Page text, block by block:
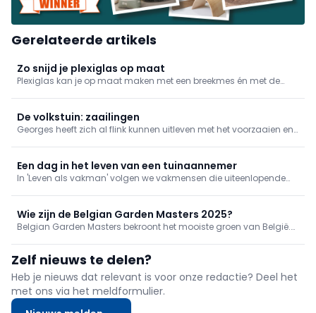
Gerelateerde artikels
Zo snijd je plexiglas op maat
Plexiglas kan je op maat maken met een breekmes én met de
De volkstuin: zaailingen
Georges heeft zich al flink kunnen uitleven met het voorzaaien en
zaaitechniek te demonstreren. Alweer veel tips om bij te leren!
Een dag in het leven van een tuinaannemer
In 'Leven als vakman' volgen we vakmensen die uiteenlopende
uitziet?
Wie zijn de Belgian Garden Masters 2025?
Belgian Garden Masters bekroont het mooiste groen van België.
schijnwerpers te plaatsen. Samen ontdekken we wie de laure
Zelf nieuws te delen?
Heb je nieuws dat relevant is voor onze redactie? Deel het
met ons via het meldformulier.